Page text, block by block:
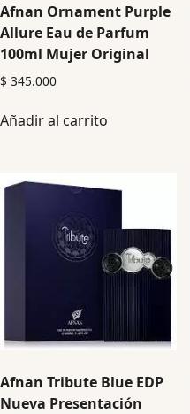
Afnan Ornament Purple
Allure Eau de Parfum
100ml Mujer Original
$ 345.000
Añadir al carrito
Afnan Tribute Blue EDP
Nueva Presentación